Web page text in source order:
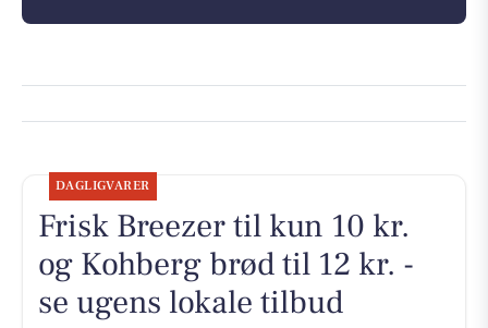
DAGLIGVARER
Frisk Breezer til kun 10 kr.
og Kohberg brød til 12 kr. -
se ugens lokale tilbud